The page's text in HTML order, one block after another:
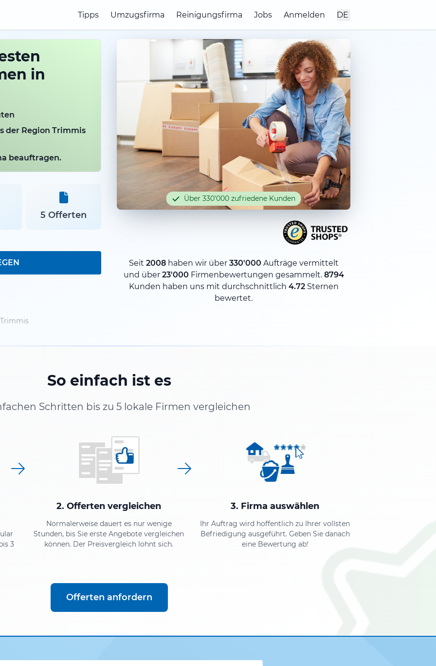
Tipps Umzugsfirma Reinigungsfirma Jobs Anmelden DE
in
der Region Trimmis
beauftragen.
5 Offerten
Über 330'000 zufriedene Kunden
Seit 2008haben wir über 330'000 Aufträge vermittelt
und über 23'000 Firmenbewertungen gesammelt. 8794
Kunden haben uns mit durchschnittlich 4.72Sternen
bewertet.
So einfach ist es
Schritten bis zu 5 lokale Firmen vergleichen
3
2. Offerten vergleichen
Normalerweise dauert es nur wenige
Stunden, bis Sie erste Angebote vergleichen
können. Der Preisvergleich lohnt sich.
3. Firma auswählen
Ihr Auftrag wird hoffentlich zu Ihrer vollsten
Befriedigung ausgeführt. Geben Sie danach
eine Bewertung ab!
Offerten anfordern